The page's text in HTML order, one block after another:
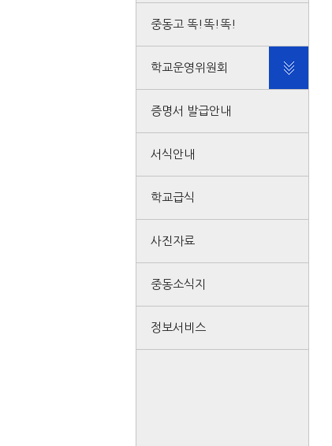
중동고 똑!똑!똑!
학교운영위원회
증명서 발급안내
서식안내
학교급식
사진자료
중동소식지
정보서비스